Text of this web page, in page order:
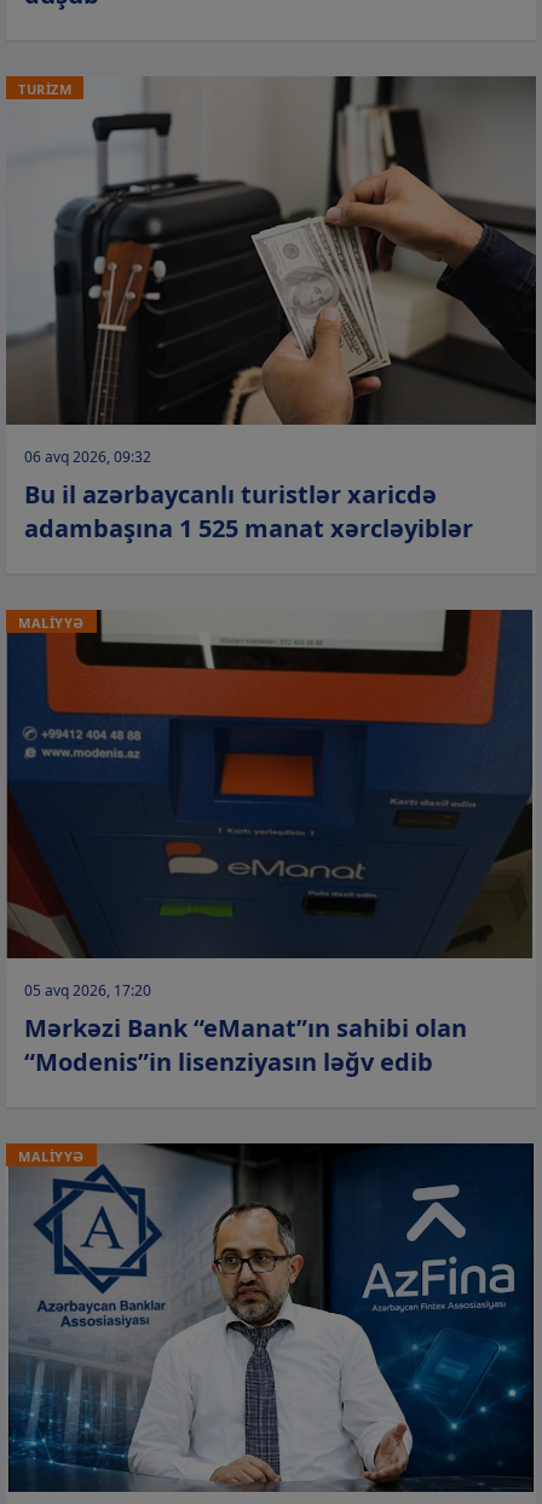
TURİZM
06 avq 2026, 09:32
Bu il azərbaycanlı turistlər xaricdə
adambaşına 1 525 manat xərcləyiblər
MALİYYƏ
05 avq 2026, 17:20
Mərkəzi Bank “eManat”ın sahibi olan
“Modenis”in lisenziyasın ləğv edib
MALİYYƏ